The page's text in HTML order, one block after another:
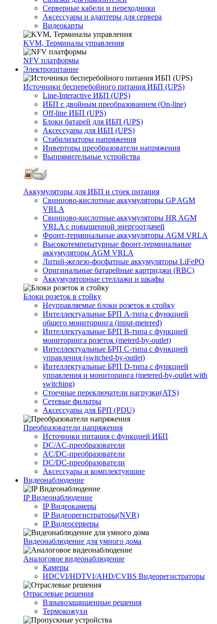
Серверные кабели и переходники
Аксессуары и адаптеры для сервера
Видеокарты
KVM, Терминалы управления
NFV платформы
Электропитание
Источники бесперебойного питания ИБП (UPS)
Line-Interactive ИБП (UPS)
ИБП с двойным преобразованием (On-line)
Off-line ИБП (UPS)
Блоки батарей для ИБП (UPS)
Аксессуары для ИБП (UPS)
Стабилизаторы напряжения
Инверторы преобразователи напряжения
Выпрямительные устройства
Аккумуляторы для ИБП и стоек питания
Свинцово-кислотные аккумуляторы GP AGM
VRLA
Свинцово-кислотные аккумуляторы HR AGM
VRLA с повышенной энергоотдачей
Фронт-терминальные аккумуляторы AGM VRLA
Высокотемпературные фронт-терминальные
аккумуляторы AGM VRLA
Литий-железо-фосфатные аккумуляторы LiFePO
Оригинальные батарейные картриджи (RBC)
Аккумуляторные стеллажи и шкафы
Блоки розеток в стойку
Неуправляемые блоки розеток в стойку
Интеллектуальные БРП А-типа с функцией
общего мониторинга (input-metered)
Интеллектуальные БРП B-типа с функцией
мониторинга розеток (meterd-by-outlet)
Интеллектуальные БРП C-типа с функцией
управления (switched-by-outlet)
Интеллектуальные БРП D-типа с функцией
управления и мониторинга (metered-by-outlet with
switching)
Стоечные переключатели нагрузки(ATS)
Сетевые фильтры
Аксессуары для БРП (PDU)
Преобразователи напряжения
Источники питания c функцией ИБП
DC/AC-преобразователи
AC/DC-преобразователи
DC/DC-преобразователи
Аксессуары и комплектующие
Видеонаблюдение
IP Видеонаблюдение
IP Видеокамеры
IP Видеорегистраторы(NVR)
IP Видеосерверы
Видеонаблюдение для умного дома
Аналоговое видеонаблюдение
Камеры
HDCVI/HDTVI/AHD/CVBS Видеорегистраторы
Отраслевые решения
Взрывозащищенные решения
Термокожухи